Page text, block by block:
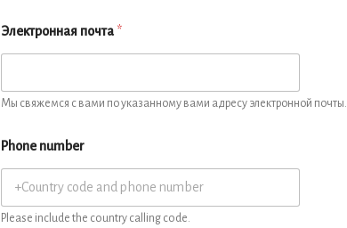
Электронная почта *
Мы свяжемся с вами по указанному вами адресу электронной почты.
Phone number
Please include the country calling code.